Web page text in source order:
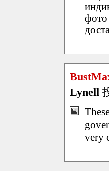
фото
Lynell
very